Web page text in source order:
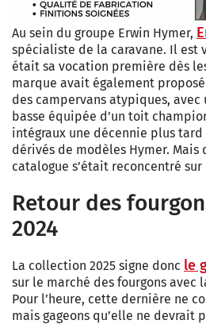
Au sein du groupe Erwin Hymer,
spécialiste de la caravane. Il est
était sa vocation première dès
marque avait également proposé
des campervans atypiques,
basse équipée d’un toit
intégraux une décennie plus tard
dérivés de modèles Hymer. Mais
catalogue s’était reconcentré sur
Retour des
2024
La collection 2025 signe donc le
sur le marché des fourgons avec
Pour l’heure, cette dernière ne
mais gageons qu’elle ne devrait